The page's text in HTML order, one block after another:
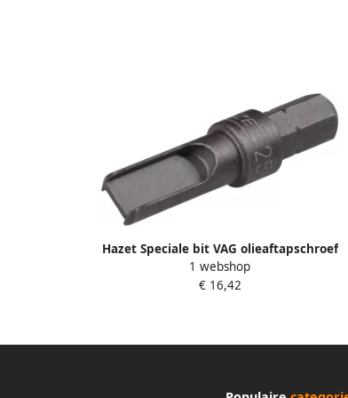
Hazet Speciale bit VAG olieaftapschroef
2528-1 · 1 4 inch (6 3 mm) zeskant
massief · Lengte: 35 mm
1 webshop
€ 16,42